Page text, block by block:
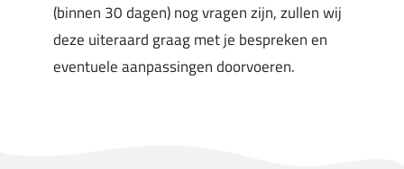
(binnen 30 dagen) nog vragen zijn, zullen wij
deze uiteraard graag met je bespreken en
eventuele aanpassingen doorvoeren.